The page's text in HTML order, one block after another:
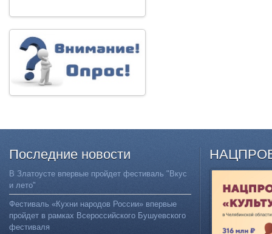
Последние новости
В Златоусте впервые пройдет фестиваль "Вкус
и лето"
Фестиваль «Кухни народов России» впервые
пройдет в рамках Всероссийского Бушуевского
фестиваля